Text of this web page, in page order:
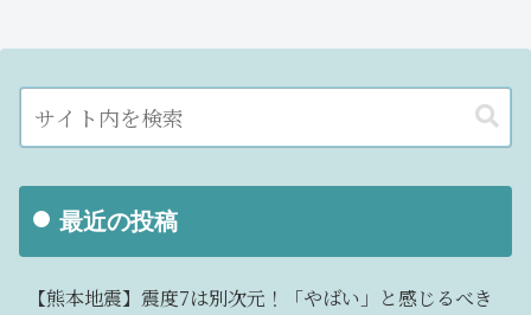
最近の投稿
【熊本地震】震度7は別次元！「やばい」と感じるべき